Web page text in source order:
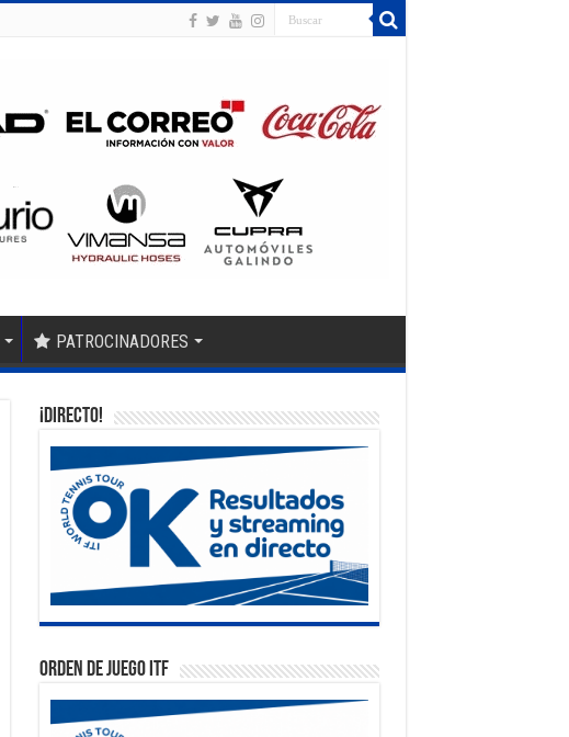
PATROCINADORES
¡DIRECTO!
Orden de Juego ITF